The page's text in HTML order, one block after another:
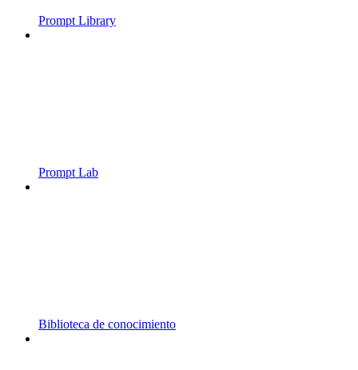
Prompt Library
Prompt Lab
Biblioteca de conocimiento